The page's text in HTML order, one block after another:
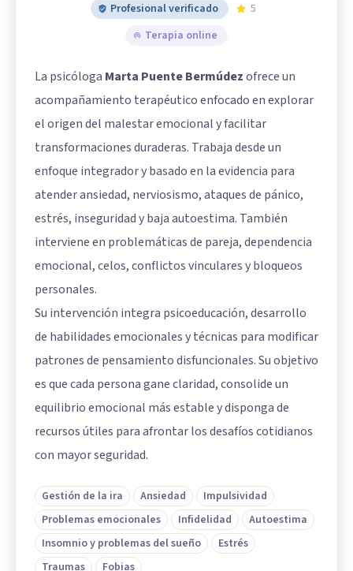
Profesional verificado
5
Terapia online
La psicóloga Marta Puente Bermúdezofrece un
acompañamiento terapéutico enfocado en explorar
el origen del malestar emocional y facilitar
transformaciones duraderas. Trabaja desde un
enfoque integrador y basado en la evidencia para
atender ansiedad, nerviosismo, ataques de pánico,
estrés, inseguridad y baja autoestima. También
interviene en problemáticas de pareja, dependencia
emocional, celos, conflictos vinculares y bloqueos
personales.
Su intervención integra psicoeducación, desarrollo
de habilidades emocionales y técnicas para modificar
patrones de pensamiento disfuncionales. Su objetivo
es que cada persona gane claridad, consolide un
equilibrio emocional más estable y disponga de
recursos útiles para afrontar los desafíos cotidianos
con mayor seguridad.
Gestión de la ira Ansiedad
Impulsividad
Problemas emocionales
Infidelidad
Autoestima
Insomnio y problemas del sueño
Estrés
Traumas
Fobias